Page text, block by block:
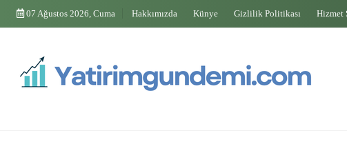
Skip
07 Ağustos 2026, Cuma Hakkımızda Künye Gizlilik Politikası Hizmet